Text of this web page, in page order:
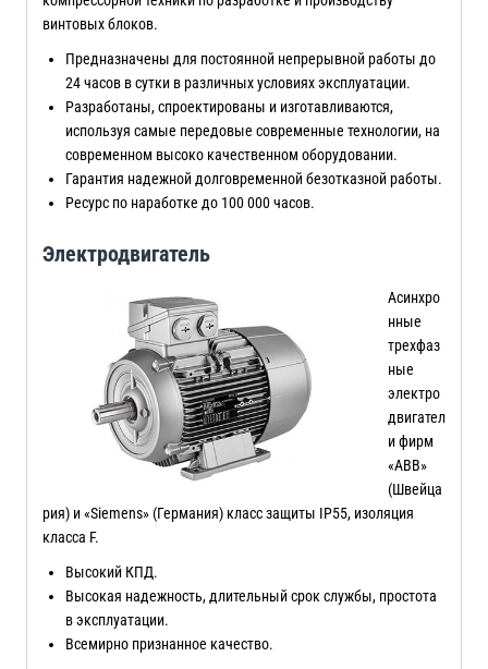
винтовых блоков.
Предназначены для постоянной непрерывной работы до
24 часов в сутки в различных условиях эксплуатации.
Разработаны, спроектированы и изготавливаются,
используя самые передовые современные технологии, на
современном высоко качественном оборудовании.
Гарантия надежной долговременной безотказной работы.
Ресурс по наработке до 100 000 часов.
Электродвигатель
Асинхро
нные
трехфаз
ные
электро
двигател
и фирм
«ABB»
(Швейца
рия) и «Siemens» (Германия) класс защиты IP55, изоляция
класса F.
Высокий КПД.
Высокая надежность, длительный срок службы, простота
в эксплуатации.
Всемирно признанное качество.